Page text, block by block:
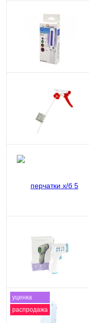
уценка
распродажа